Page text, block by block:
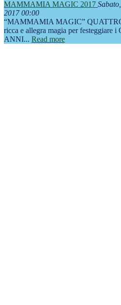
MAMMAMIA MAGIC 2017
2017 00:00
“MAMMAMIA MAGIC”
ricca e allegra magia per festeggiare
ANNI... Read more